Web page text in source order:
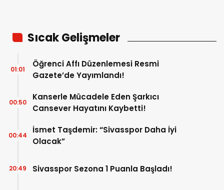
Sıcak Gelişmeler
Öğrenci Affı Düzenlemesi Resmi
Gazete’de Yayımlandı!
01:01
Kanserle Mücadele Eden Şarkıcı
Cansever Hayatını Kaybetti!
00:50
İsmet Taşdemir: “Sivasspor Daha İyi
Olacak”
00:44
Sivasspor Sezona 1 Puanla Başladı!
20:49